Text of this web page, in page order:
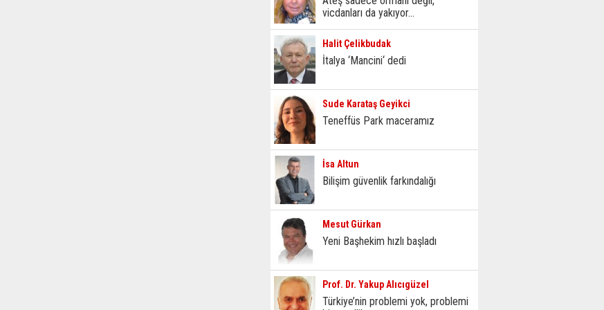
vicdanları da yakıyor...
Halit Çelikbudak
İtalya ‘Mancini‘ dedi
Sude Karataş Geyikci
Teneffüs Park maceramız
İsa Altun
Bilişim güvenlik farkındalığı
Mesut Gürkan
Yeni Başhekim hızlı başladı
Prof. Dr. Yakup Alıcıgüzel
Türkiye’nin problemi yok, problemi